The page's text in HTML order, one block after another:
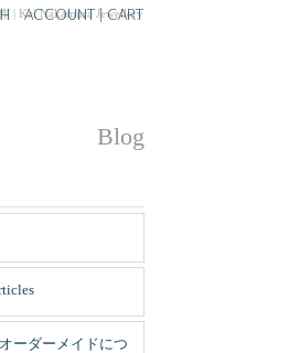
| Kei Nakamura Jewellery
ACCOUNT|CART
Blog
ーダーメイドにつ